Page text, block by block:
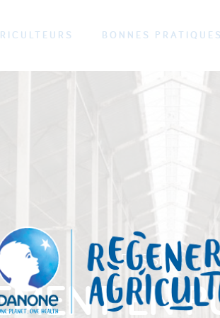
BONNES PRATIQUES
RUSSIE
EN